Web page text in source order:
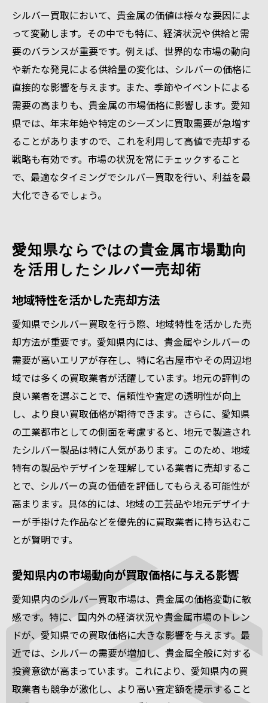
シルバー買取において、貴金属の価値は様々な要因によ
って変動します。その中でも特に、経済状況や供給と需
要のバランスが重要です。例えば、世界的な市場の動向
や新たな発見による供給量の変化は、シルバーの価格に
直接的な影響を与えます。また、季節やイベントによる
需要の高まりも、貴金属の市場価格に影響します。愛知
県では、年末年始や特定のシーズンに買取需要が急増す
ることがありますので、これを利用して高値で売却する
戦略も有効です。市場の状況を常にチェックすること
で、最適なタイミングでシルバー買取を行い、利益を最
大化できるでしょう。
愛知県ならではの貴金属市場動向
を活用したシルバー売却術
地域特性を活かした売却方法
愛知県でシルバー買取を行う際、地域特性を活かした売
却方法が重要です。愛知県内には、貴金属やシルバーの
需要が高いエリアが存在し、特に名古屋市やその周辺地
域では多くの買取業者が活躍しています。地元の評判の
良い業者を選ぶことで、信頼性や査定の透明性が向上
し、より良い買取価格が期待できます。さらに、愛知県
の工業都市としての側面を考慮すると、地元で製造され
たシルバー製品は特に人気があります。このため、地域
特有の製品やデザインを理解している業者に売却するこ
とで、シルバーの真の価値を評価してもらえる可能性が
高まります。具体的には、地域の工芸品や地元デザイナ
ーが手掛けた作品などを優先的に買取業者に持ち込むこ
とが賢明です。
愛知県内の市場動向が買取価格に与える影響
愛知県内のシルバー買取市場は、貴金属の価格変動に敏
感です。特に、国内外の経済状況や貴金属市場のトレン
ドが、愛知県での買取価格に大きな影響を与えます。最
近では、シルバーの需要が増加し、貴金属全般に対する
投資意欲が高まっています。これにより、愛知県内の買
取業者も競争が激化し、より高い査定額を提示すること